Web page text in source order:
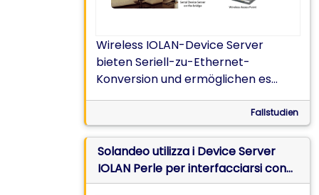
Wireless IOLAN-Device Server
bieten Seriell-zu-Ethernet-
Konversion und ermöglichen es
90POE, mit RS422 seriellen
Kommunikationsports über WLAN
auf Daten von
Navigationsausrüstung zuzugreifen
und sie zu streamen.
Fallstudien
Solandeo utilizza i Device Server
IOLAN Perle per interfacciarsi con
gli smart meter remoti